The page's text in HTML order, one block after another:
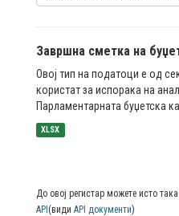
Завршна сметка на
Овој тип на податоци е од
користат за испорака на
Парламентарната буџетска
XLSX
До овој регистар можете исто
API (види API документи)